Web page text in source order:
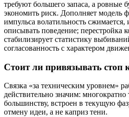
требуют большего запаса, а ровные
экономить риск. Дополняет модель
импульса волатильность
описывать поведение; перестройка
стабилизирует статистику
согласованность с характером
Стоит ли привязывать стоп
Связка «за техническим уровнем»
действительно значим: многократно
большинству, встроен в текущую
отмену идеи, а не каприз тени.